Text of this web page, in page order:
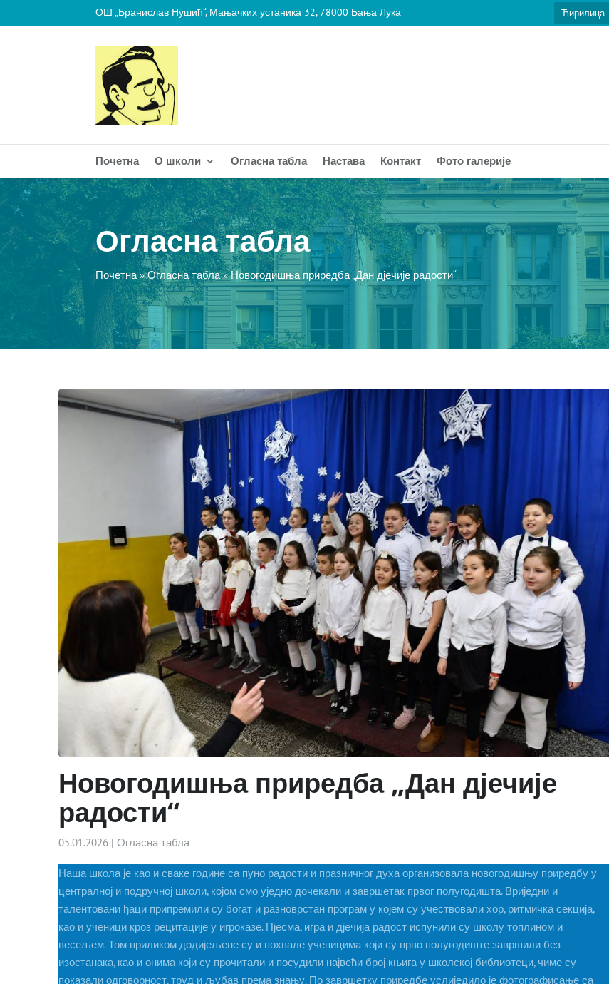
ОШ „Бранислав Нушић“, Мањачких устаника 32, 78000 Бања Лука Ћирилица|
Почетна О школи Огласна табла Настава Контакт Фото галерије
Огласна табла
Почетна»Огласна табла»Новогодишња приредба „Дан дјечије радости“
Новогодишња приредба „Дан дјечије
радости“
05.01.2026 | Огласна табла
Наша школа је као и сваке године са пуно радости и празничног духа организовала новогодишњу приредбу у
централној и подручној школи, којом смо уједно дочекали и завршетак првог полугодишта. Вриједни и
талентовани ђаци припремили су богат и разноврстан програм у којем су учествовали хор, ритмичка секција,
као и ученици кроз рецитације у игроказе. Пјесма, игра и дјечија радост испунили су школу топлином и
весељем. Том приликом додијељене су и похвале ученицима који су прво полугодиште завршили без
изостанака, као и онима који су прочитали и посудили највећи број књига у школској библиотеци, чиме су
показали одговорност, труд и љубав према знању. По завршетку приредбе услиједило је фотографисање са